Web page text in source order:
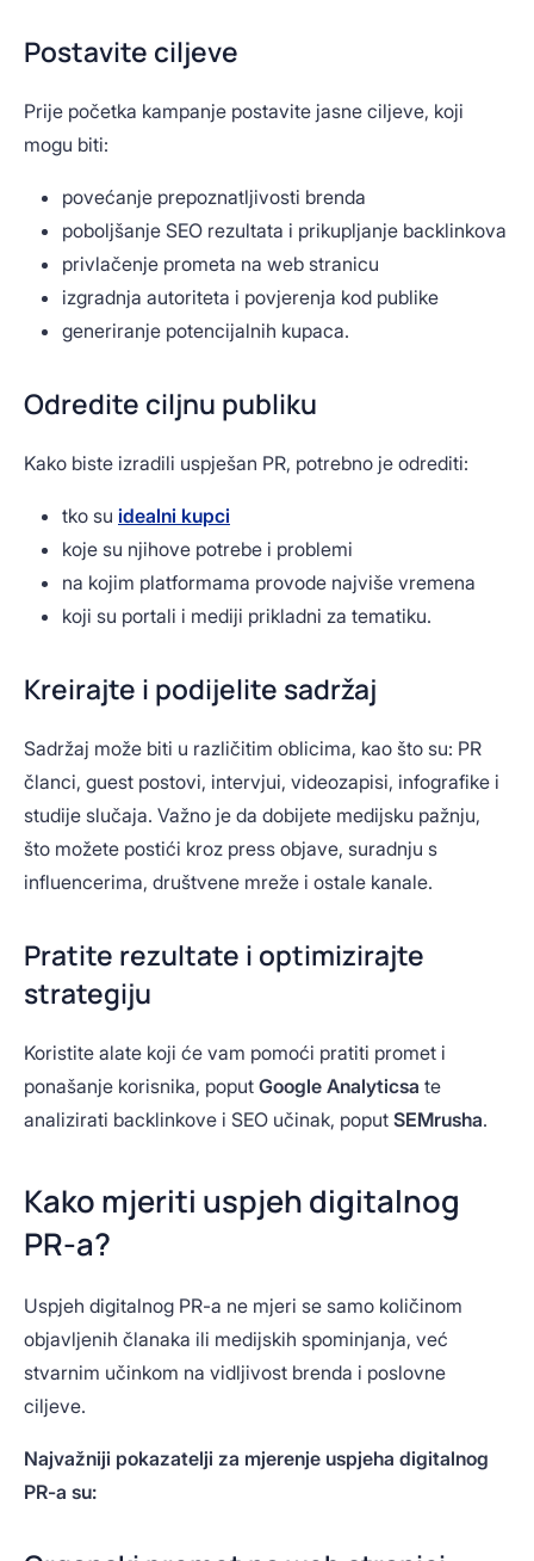
Postavite ciljeve
Prije početka kampanje postavite jasne ciljeve, koji
mogu biti:
povećanje prepoznatljivosti brenda
poboljšanje SEO rezultata i prikupljanje backlinkova
privlačenje prometa na web stranicu
izgradnja autoriteta i povjerenja kod publike
generiranje potencijalnih kupaca.
Odredite ciljnu publiku
Kako biste izradili uspješan PR, potrebno je odrediti:
tko su idealni kupci
koje su njihove potrebe i problemi
na kojim platformama provode najviše vremena
koji su portali i mediji prikladni za tematiku.
Kreirajte i podijelite sadržaj
Sadržaj može biti u različitim oblicima, kao što su: PR
članci, guest postovi, intervjui, videozapisi, infografike i
studije slučaja. Važno je da dobijete medijsku pažnju,
što možete postići kroz press objave, suradnju s
influencerima, društvene mreže i ostale kanale.
Pratite rezultate i optimizirajte
strategiju
Koristite alate koji će vam pomoći pratiti promet i
ponašanje korisnika, poput Google Analyticsa te
analizirati backlinkove i SEO učinak, poput SEMrusha.
Kako mjeriti uspjeh digitalnog
PR-a?
Uspjeh digitalnog PR-a ne mjeri se samo količinom
objavljenih članaka ili medijskih spominjanja, već
stvarnim učinkom na vidljivost brenda i poslovne
ciljeve.
Najvažniji pokazatelji za mjerenje uspjeha digitalnog
PR-a su: